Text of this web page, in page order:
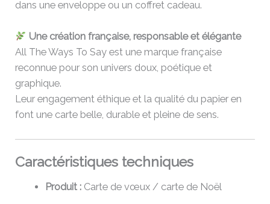
dans une enveloppe ou un coffret cadeau.
Une création française, responsable et élégante
All The Ways To Say est une marque française
reconnue pour son univers doux, poétique et
graphique.
Leur engagement éthique et la qualité du papier en
font une carte belle, durable et pleine de sens.
Caractéristiques techniques
Produit :Carte de vœux / carte de Noël